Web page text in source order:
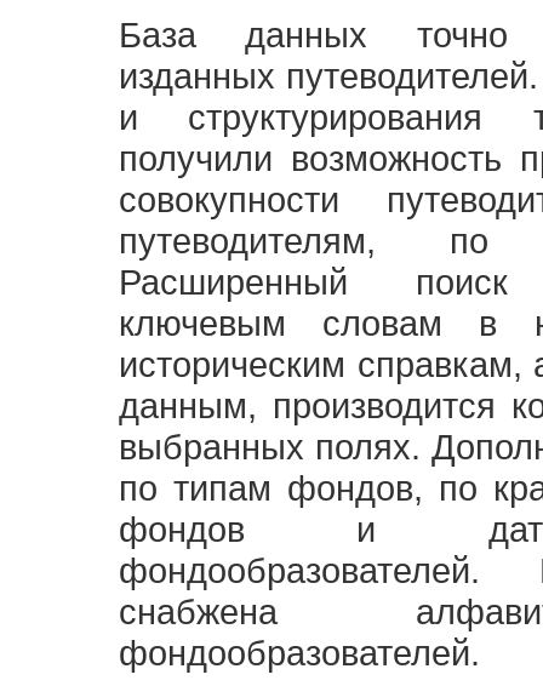
База данных точно
изданных
и структурирования
получили возможность
совокупности
путеводителям,
Расширенный
ключевым словам в
историческим
данным, производится
выбранных полях.
по типам фондов, по
фондов и
снабжена
фондообразователей.